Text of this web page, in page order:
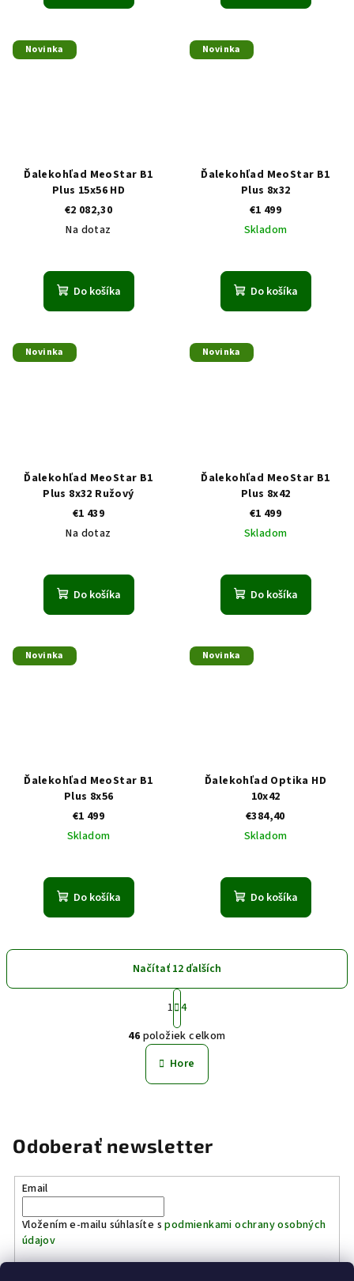
Novinka
Ďalekohľad MeoStar B1
Plus 15x56 HD
€2 082,30
Na dotaz
Do košíka
Novinka
Ďalekohľad MeoStar B1
Plus 8x32
€1 499
Skladom
Do košíka
Novinka
Ďalekohľad MeoStar B1
Plus 8x32 Ružový
€1 439
Na dotaz
Do košíka
Novinka
Ďalekohľad MeoStar B1
Plus 8x42
€1 499
Skladom
Do košíka
Novinka
Ďalekohľad MeoStar B1
Plus 8x56
€1 499
Skladom
Do košíka
Novinka
Ďalekohľad Optika HD
10x42
€384,40
Skladom
Do košíka
O
v
l
á
i
v
y
Načítať 12 ďalších
S
t
r
á
n
k
o
i
e
1 4
46 položiek celkom
Hore
Odoberať newsletter
Email
Vložením e-mailu súhlasíte spodmienkami ochrany osobných
údajov